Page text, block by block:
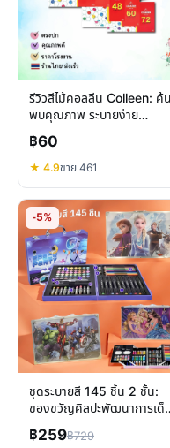
รีวิวสีไม้คอลลีน Colleen: ค้น
พบคุณภาพ ระบายง่าย
ปลอดภัยสำหรับเด็ก
฿60
★ 4.9ขาย 461
-5%
ชุดระบายสี 145 ชิ้น 2 ชั้น:
ของขวัญศิลปะพัฒนาการเด็ก
ครบวงจร
฿259฿729